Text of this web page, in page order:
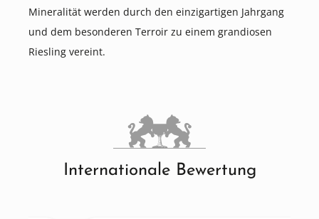
Mineralität werden durch den einzigartigen Jahrgang
und dem besonderen Terroir zu einem grandiosen
Riesling vereint.
Internationale Bewertung